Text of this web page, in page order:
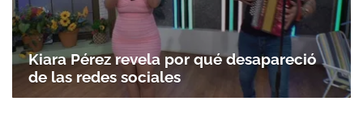
Kiara Pérez revela por qué desapareció
de las redes sociales